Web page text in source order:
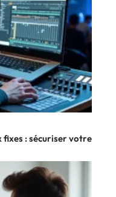
: sécuriser votre